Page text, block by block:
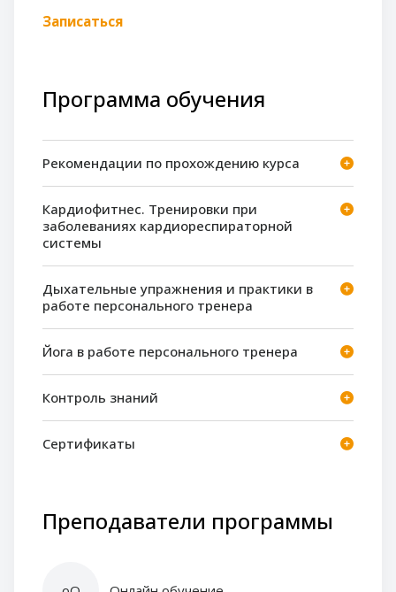
Записаться
Программа обучения
Рекомендации по прохождению курса
Кардиофитнес. Тренировки при
заболеваниях кардиореспираторной
системы
Дыхательные упражнения и практики в
работе персонального тренера
Йога в работе персонального тренера
Контроль знаний
Сертификаты
Преподаватели программы